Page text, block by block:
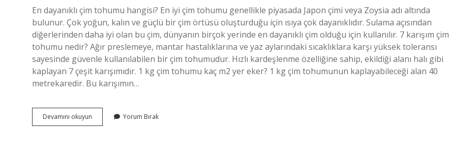
En dayanıklı çim tohumu hangisi? En iyi çim tohumu genellikle piyasada Japon çimi veya Zoysia adı altında
bulunur. Çok yoğun, kalın ve güçlü bir çim örtüsü oluşturduğu için ısıya çok dayanıklıdır. Sulama açısından
diğerlerinden daha iyi olan bu çim, dünyanın birçok yerinde en dayanıklı çim olduğu için kullanılır. 7 karışım çim
tohumu nedir? Ağır preslemeye, mantar hastalıklarına ve yaz aylarındaki sıcaklıklara karşı yüksek toleransı
sayesinde güvenle kullanılabilen bir çim tohumudur. Hızlı kardeşlenme özelliğine sahip, ekildiği alanı halı gibi
kaplayan 7 çeşit karışımıdır. 1 kg çim tohumu kaç m2 yer eker? 1 kg çim tohumunun kaplayabileceği alan 40
metrekaredir. Bu karışımın…
Devamını okuyun
Lü
Yorum Bırak